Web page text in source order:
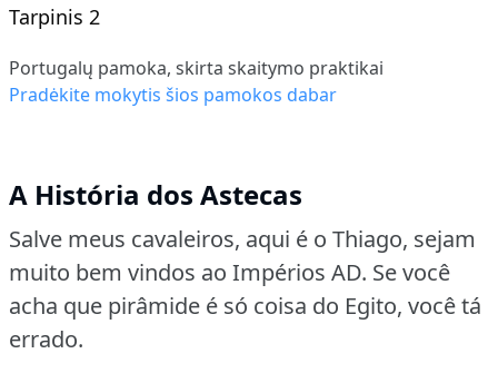
Tarpinis 2
Portugalų pamoka, skirta skaitymo praktikai
Pradėkite mokytis šios pamokos dabar
A História dos Astecas
Salve meus cavaleiros, aqui é o Thiago, sejam
muito bem vindos ao Impérios AD. Se você
acha que pirâmide é só coisa do Egito, você tá
errado.